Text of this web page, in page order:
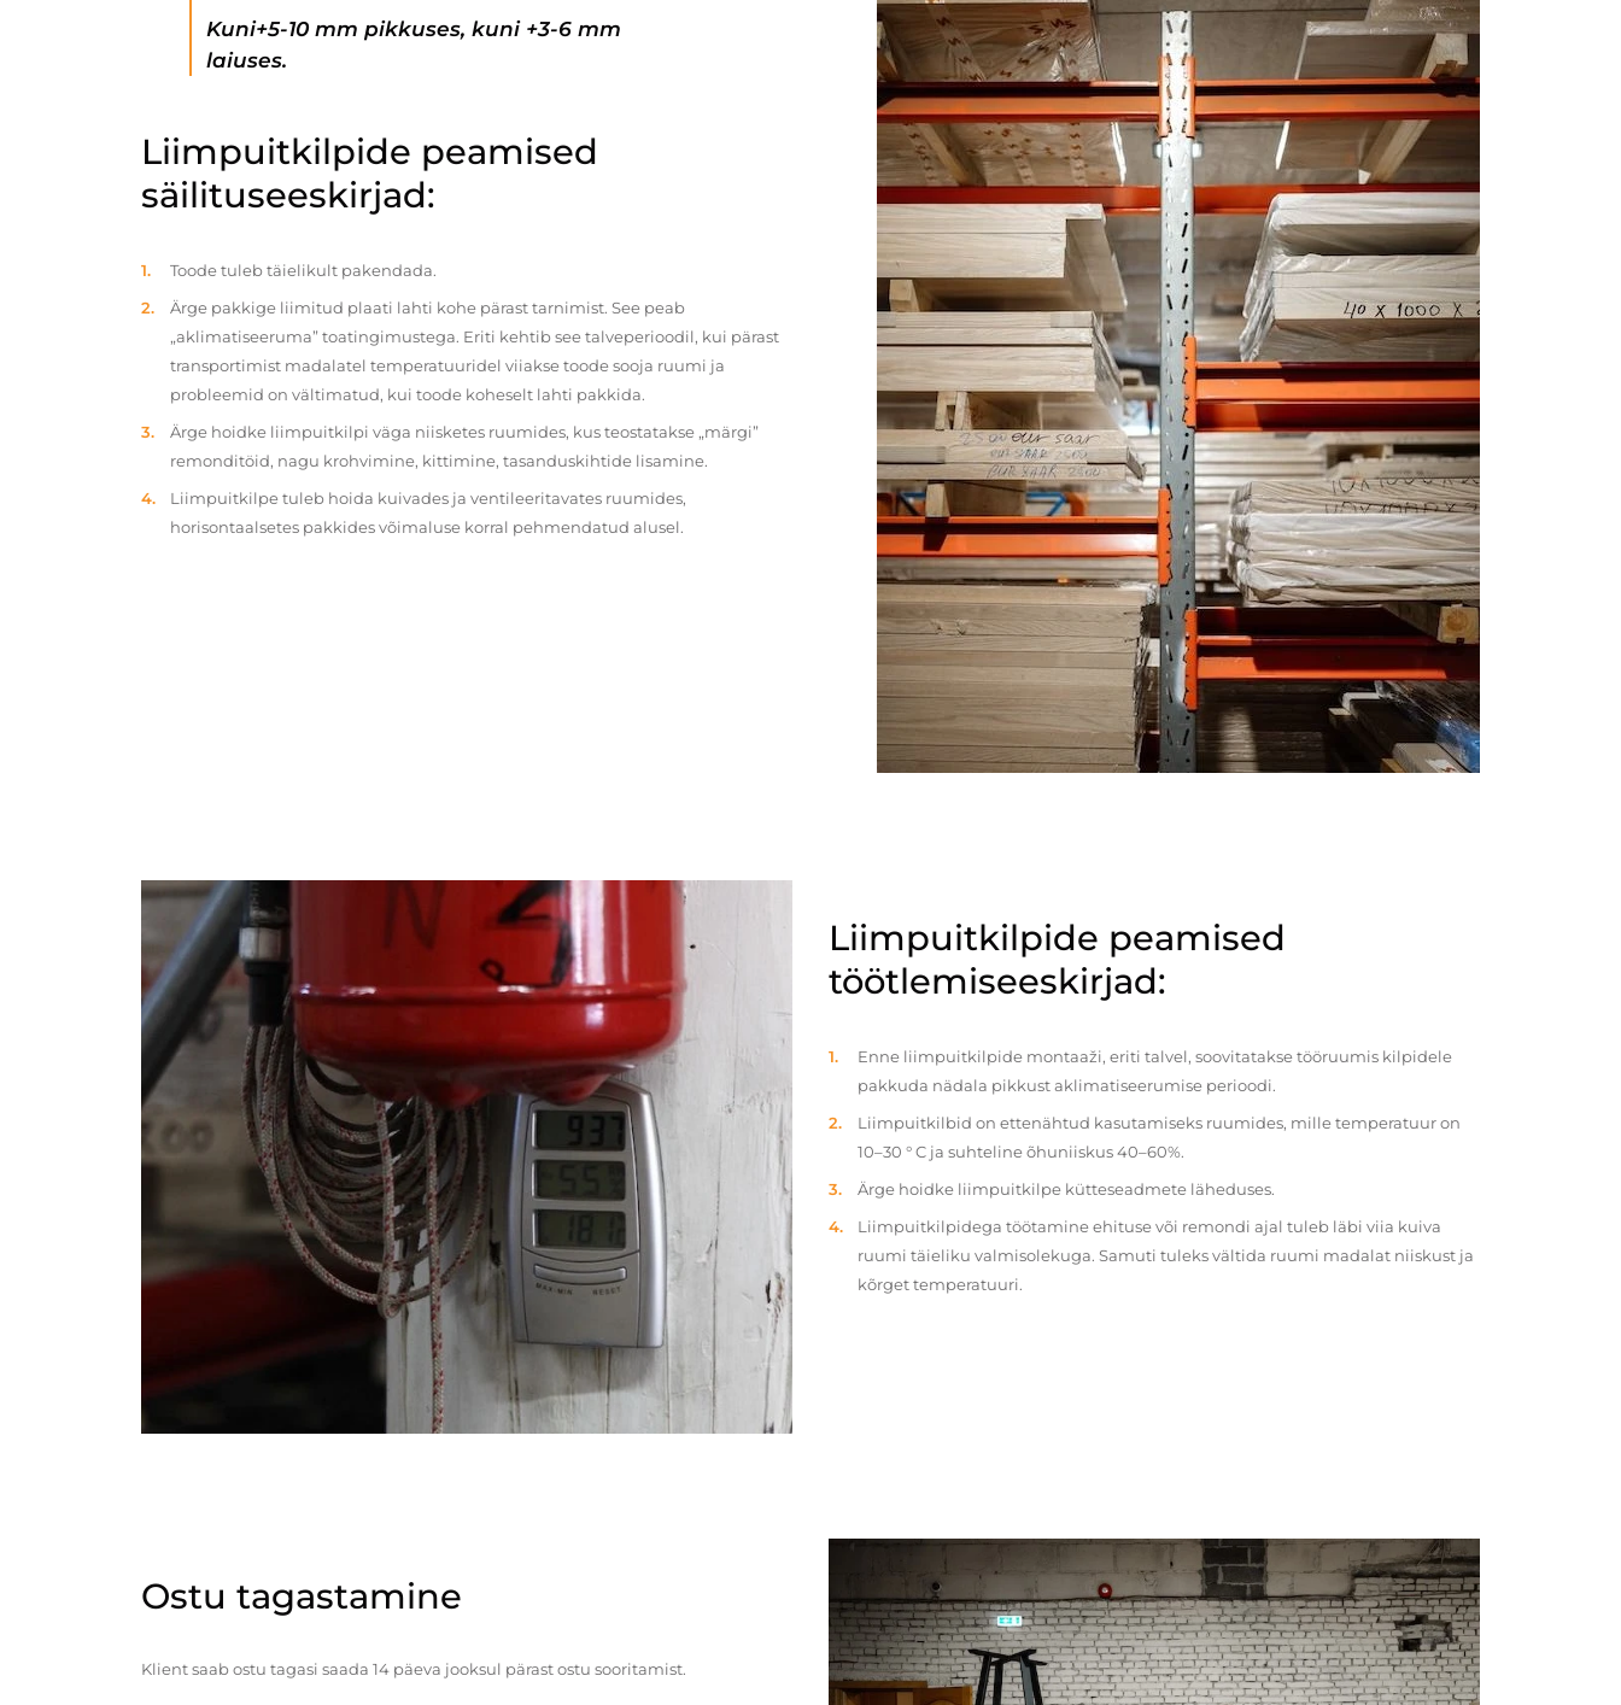
Kuni+5-10 mm pikkuses, kuni +3-6 mm
laiuses.
Liimpuitkilpide peamised
säilituseeskirjad:
Toode tuleb täielikult pakendada.
Ärge pakkige liimitud plaati lahti kohe pärast tarnimist. See peab
„aklimatiseeruma” toatingimustega. Eriti kehtib see talveperioodil, kui pärast
transportimist madalatel temperatuuridel viiakse toode sooja ruumi ja
probleemid on vältimatud, kui toode koheselt lahti pakkida.
Ärge hoidke liimpuitkilpi väga niisketes ruumides, kus teostatakse „märgi”
remonditöid, nagu krohvimine, kittimine, tasanduskihtide lisamine.
Liimpuitkilpe tuleb hoida kuivades ja ventileeritavates ruumides,
horisontaalsetes pakkides võimaluse korral pehmendatud alusel.
Liimpuitkilpide peamised
töötlemiseeskirjad:
Enne liimpuitkilpide montaaži, eriti talvel, soovitatakse tööruumis kilpidele
pakkuda nädala pikkust aklimatiseerumise perioodi.
Liimpuitkilbid on ettenähtud kasutamiseks ruumides, mille temperatuur on
10–30 ° C ja suhteline õhuniiskus 40–60%.
Ärge hoidke liimpuitkilpe kütteseadmete läheduses.
Liimpuitkilpidega töötamine ehituse või remondi ajal tuleb läbi viia kuiva
ruumi täieliku valmisolekuga. Samuti tuleks vältida ruumi madalat niiskust ja
kõrget temperatuuri.
Ostu tagastamine
Klient saab ostu tagasi saada 14 päeva jooksul pärast ostu sooritamist.